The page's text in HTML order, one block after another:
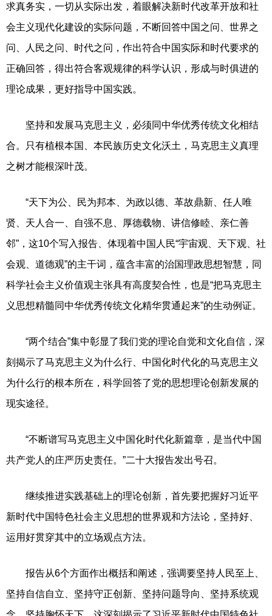
求真务实，一切从实际出发，着眼解决新时代改革开放和社
会主义现代化建设的实际问题，不断回答中国之问、世界之
问、人民之问、时代之问，作出符合中国实际和时代要求的
正确回答，得出符合客观规律的科学认识，形成与时俱进的
理论成果，更好指导中国实践。
坚持和发展马克思主义，必须同中华优秀传统文化相结
合。只有植根本国、本民族历史文化沃土，马克思主义真理
之树才能根深叶茂。
“天下为公、民为邦本、为政以德、革故鼎新、任人唯
贤、天人合一、自强不息、厚德载物、讲信修睦、亲仁善
邻”，这10个写入报告、体现着中国人民“宇宙观、天下观、社
会观、道德观”的主干词，蕴含丰富的治国理政思想智慧，同
科学社会主义价值观主张具有高度契合性，也是“把马克思主
义思想精髓同中华优秀传统文化精华贯通起来”的生动例证。
“两个结合”集中彰显了我们党的理论自觉和文化自信，深
刻揭示了马克思主义为什么行、中国化时代化的马克思主义
为什么行的根本所在，科学回答了党的思想理论创新发展的
现实途径。
“不断谱写马克思主义中国化时代化新篇章，是当代中国
共产党人的庄严历史责任。”二十大报告发出号召。
继续推进实践基础上的理论创新，首先要把握好习近平
新时代中国特色社会主义思想的世界观和方法论，坚持好、
运用好贯穿其中的立场观点方法。
报告从6个方面作出概括和阐述，强调要坚持人民至上、
坚持自信自立、坚持守正创新、坚持问题导向、坚持系统观